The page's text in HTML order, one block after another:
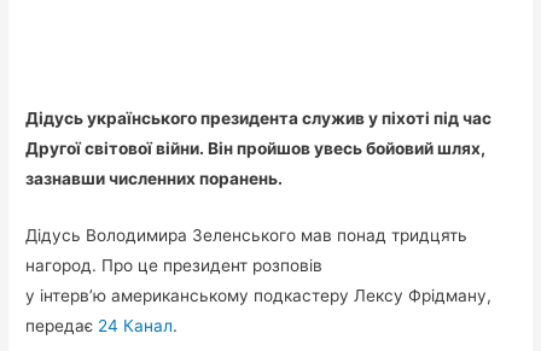
Дідусь українського президента служив у піхоті під час
Другої світової війни. Він пройшов увесь бойовий шлях,
зазнавши численних поранень.
Дідусь Володимира Зеленського мав понад тридцять
нагород. Про це президент розповів
у інтерв’ю американському подкастеру Лексу Фрідману,
передає 24 Канал.